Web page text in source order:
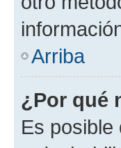
Arriba
¿Por qué
Es posible